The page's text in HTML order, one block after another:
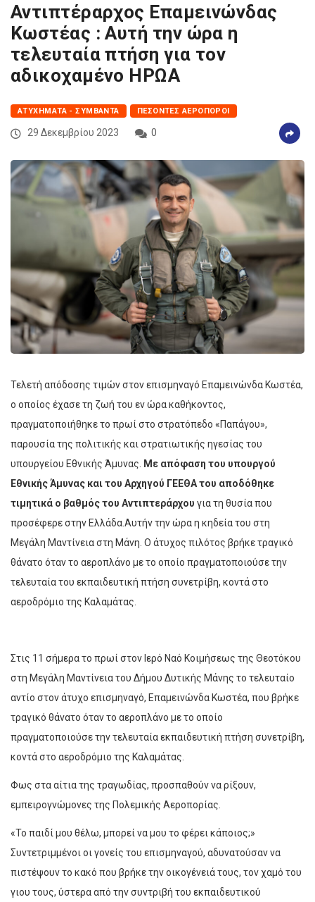
Αντιπτέραρχος Επαμεινώνδας
Κωστέας : Αυτή την ώρα η
τελευταία πτήση για τον
αδικοχαμένο ΗΡΩΑ
ΑΤΥΧΉΜΑΤΑ - ΣΥΜΒΆΝΤΑ ΠΕΣΌΝΤΕΣ ΑΕΡΟΠΌΡΟΙ
29 Δεκεμβρίου 2023 0
Τελετή απόδοσης τιμών στον επισμηναγό Επαμεινώνδα Κωστέα,
ο οποίος έχασε τη ζωή του εν ώρα καθήκοντος,
πραγματοποιήθηκε το πρωί στο στρατόπεδο «Παπάγου»,
παρουσία της πολιτικής και στρατιωτικής ηγεσίας του
υπουργείου Εθνικής Άμυνας. Με απόφαση του υπουργού
Εθνικής Άμυνας και του Αρχηγού ΓΕΕΘΑ του αποδόθηκε
τιμητικά ο βαθμός του Αντιπτεράρχου για τη θυσία που
προσέφερε στην Ελλάδα.Αυτήν την ώρα η κηδεία του στη
Μεγάλη Μαντίνεια στη Μάνη. Ο άτυχος πιλότος βρήκε τραγικό
θάνατο όταν το αεροπλάνο με το οποίο πραγματοποιούσε την
τελευταία του εκπαιδευτική πτήση συνετρίβη, κοντά στο
αεροδρόμιο της Καλαμάτας.
Στις 11 σήμερα το πρωί στον Ιερό Ναό Κοιμήσεως της Θεοτόκου
στη Μεγάλη Μαντίνεια του Δήμου Δυτικής Μάνης το τελευταίο
αντίο στον άτυχο επισμηναγό, Επαμεινώνδα Κωστέα, που βρήκε
τραγικό θάνατο όταν το αεροπλάνο με το οποίο
πραγματοποιούσε την τελευταία εκπαιδευτική πτήση συνετρίβη,
κοντά στο αεροδρόμιο της Καλαμάτας.
Φως στα αίτια της τραγωδίας, προσπαθούν να ρίξουν,
εμπειρογνώμονες της Πολεμικής Αεροπορίας.
«Το παιδί μου θέλω, μπορεί να μου το φέρει κάποιος;»
Συντετριμμένοι οι γονείς του επισμηναγού, αδυνατούσαν να
πιστέψουν το κακό που βρήκε την οικογένειά τους, τον χαμό του
γιου τους, ύστερα από την συντριβή του εκπαιδευτικού